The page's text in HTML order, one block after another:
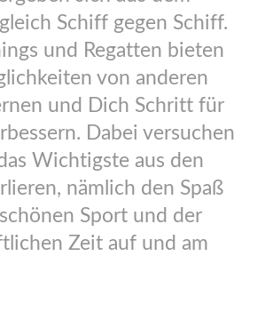
Schiff gegen Schiff.
und Regatten bieten
von anderen
und Dich Schritt für
Dabei versuchen
Wichtigste aus den
nämlich den Spaß
Sport und der
Zeit auf und am